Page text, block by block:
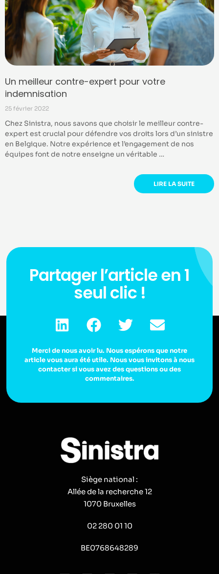
Un meilleur contre-expert pour votre
indemnisation
25 février 2022
Chez Sinistra, nous savons que choisir le meilleur contre-
expert est crucial pour défendre vos droits lors d’un sinistre
en Belgique. Notre expérience et l’engagement de nos
équipes font de notre enseigne un véritable …
LIRE LA SUITE
Partager l’article en 1
seul clic !
Merci de nous avoir lu. Nous espérons que notre
article vous aura été utile. Nous vous invitons à nous
contacter si vous avez des questions ou des
commentaires.
Siège national :
Allée de la recherche 12
1070 Bruxelles
02 280 01 10
BE0768648289